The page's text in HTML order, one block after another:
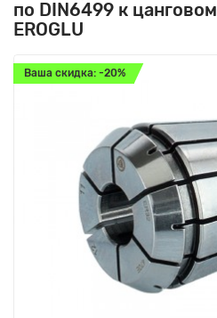
по DIN6499 к
EROGLU
Ваша скидка: -20%